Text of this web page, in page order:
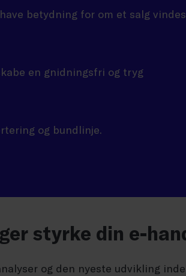
betydning for om et salg vindes
en gnidningsfri og tryg
og bundlinje.
styrke din e-
og den nyeste udvikling